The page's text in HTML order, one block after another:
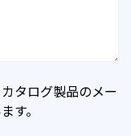
タログ製品のメー
す。